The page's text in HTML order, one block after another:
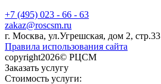
+7 (495) 023 - 66 - 63
zakaz@roscsm.ru
г. Москва, ул.Угрешская, дом 2, стр.33
Правила использования сайта
copyright2026© РЦСМ
Заказать услугу
Стоимость услуги: